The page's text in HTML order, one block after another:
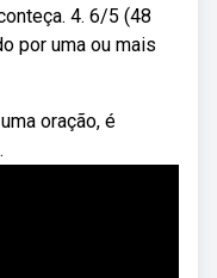
4. 6/5 (48
por uma ou mais
oração, é